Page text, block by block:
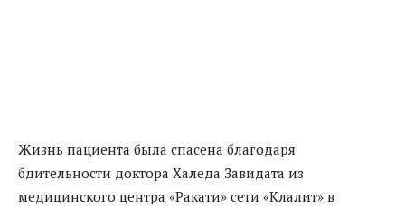
Жизнь пациента была спасена благодаря
бдительности доктора Халеда Завидата из
медицинского центра «Ракати» сети «Клалит» в